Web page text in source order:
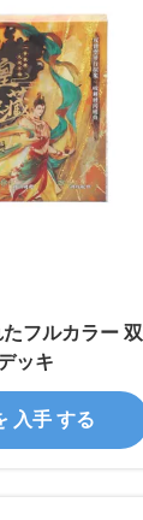
フルカラー 双
ッキ
入手 する